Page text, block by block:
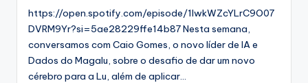
https://open.spotify.com/episode/1IwkWZcYLrC9O07
DVRM9Yr?si=5ae28229ffe14b87 Nesta semana,
conversamos com Caio Gomes, o novo líder de IA e
Dados do Magalu, sobre o desafio de dar um novo
cérebro para a Lu, além de aplicar…